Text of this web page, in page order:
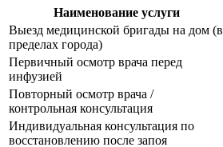
Наименование услуги
Выезд медицинской бригады на дом (в
пределах города)
Первичный осмотр врача перед
инфузией
Повторный осмотр врача /
контрольная консультация
Индивидуальная консультация по
восстановлению после запоя